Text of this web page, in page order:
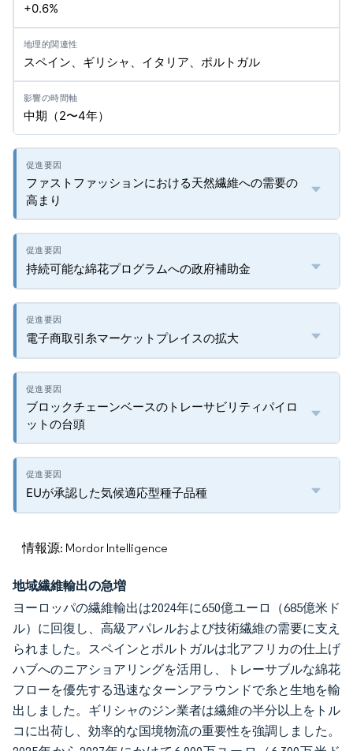
+0.6%
スペイン、ギリシャ、イタリア、ポルトガル
中期（2〜4年）
ファストファッションにおける天然繊維への需要の
高まり
持続可能な綿花プログラムへの政府補助金
電子商取引糸マーケットプレイスの拡大
ブロックチェーンベースのトレーサビリティパイロ
ットの台頭
EUが承認した気候適応型種子品種
情報源: Mordor Intelligence
地域繊維輸出の急増
ヨーロッパの繊維輸出は2024年に650億ユーロ（685億米ド
ル）に回復し、高級アパレルおよび技術繊維の需要に支え
られました。スペインとポルトガルは北アフリカの仕上げ
ハブへのニアショアリングを活用し、トレーサブルな綿花
フローを優先する迅速なターンアラウンドで糸と生地を輸
出しました。ギリシャのジン業者は繊維の半分以上をトル
コに出荷し、効率的な国境物流の重要性を強調しました。